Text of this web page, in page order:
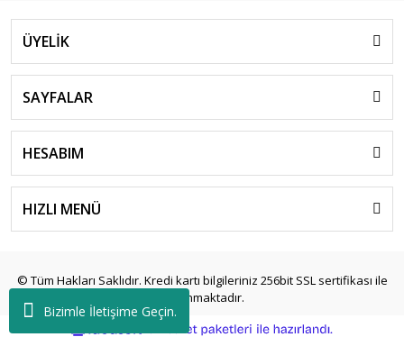
Bizimle İletişime Geçin.
ÜYELİK
SAYFALAR
HESABIM
HIZLI MENÜ
© Tüm Hakları Saklıdır. Kredi kartı bilgileriniz 256bit SSL sertifikası ile
korunmaktadır.
e-